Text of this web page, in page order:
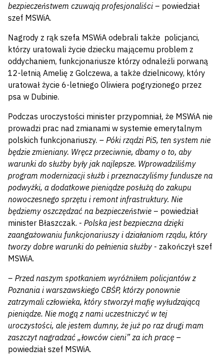
bezpieczeństwem czuwają profesjonaliści– powiedział
szef MSWiA.
Nagrody z rąk szefa MSWiA odebrali także policjanci,
którzy uratowali życie dziecku mającemu problem z
oddychaniem, funkcjonariusze którzy odnaleźli porwaną
12-letnią Amelię z Golczewa, a także dzielnicowy, który
uratował życie 6-letniego Oliwiera pogryzionego przez
psa w Dubinie.
Podczas uroczystości minister przypomniał, że MSWiA nie
prowadzi prac nad zmianami w systemie emerytalnym
polskich funkcjonariuszy. – Póki rządzi PiS, ten system nie
będzie zmieniany. Wręcz przeciwnie, dbamy o to, aby
warunki do służby były jak najlepsze. Wprowadziliśmy
program modernizacji służb i przeznaczyliśmy fundusze na
podwyżki, a dodatkowe pieniądze posłużą do zakupu
nowoczesnego sprzętu i remont infrastruktury. Nie
będziemy oszczędzać na bezpieczeństwie – powiedział
minister Błaszczak. - Polska jest bezpieczna dzięki
zaangażowaniu funkcjonariuszy i działaniom rządu, który
tworzy dobre warunki do pełnienia służby - zakończył szef
MSWiA.
– Przed naszym spotkaniem wyróżniłem policjantów z
Poznania i warszawskiego CBŚP, którzy ponownie
zatrzymali człowieka, który stworzył mafię wyłudzającą
pieniądze. Nie mogą z nami uczestniczyć w tej
uroczystości, ale jestem dumny, że już po raz drugi mam
zaszczyt nagradzać „łowców cieni” za ich pracę –
powiedział szef MSWiA.